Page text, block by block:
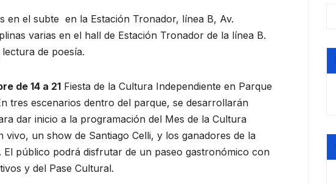
en el subte en la Estación Tronador, línea B, Av.
varias en el hall de Estación Tronador de la línea B.
de poesía.
de 14 a 21 Fiesta de la Cultura Independiente en Parque
tres escenarios dentro del parque, se desarrollarán
dar inicio a la programación del Mes de la Cultura
un show de Santiago Celli, y los ganadores de la
público podrá disfrutar de un paseo gastronómico con
y del Pase Cultural.